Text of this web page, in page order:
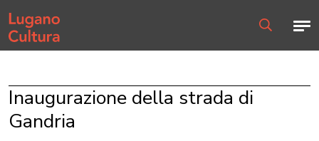
Home page
Inaugurazione della strada di
Gandria